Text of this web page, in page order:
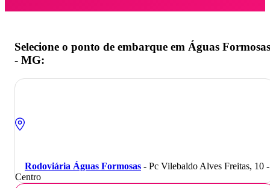
Selecione o ponto de embarque em Águas Formosas
- MG:
Rodoviária Águas Formosas - Pc Vilebaldo Alves Freitas, 10 -
Centro